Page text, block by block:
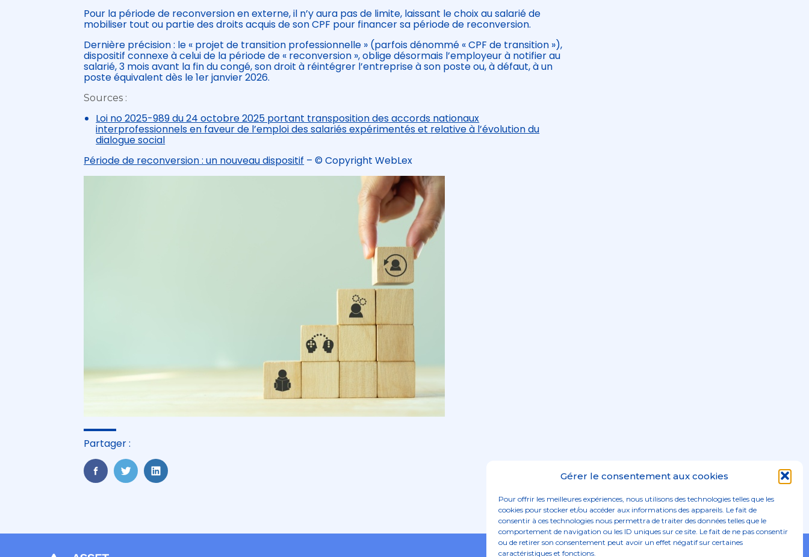
Gérer le consentement aux cookies
Pour offrir les meilleures expériences, nous utilisons des technologies telles que les
cookies pour stocker et/ou accéder aux informations des appareils. Le fait de
consentir à ces technologies nous permettra de traiter des données telles que le
comportement de navigation ou les ID uniques sur ce site. Le fait de ne pas consentir
ou de retirer son consentement peut avoir un effet négatif sur certaines
caractéristiques et fonctions.
Pour la période de reconversion en externe, il n’y aura pas de limite, laissant le choix au salarié de
mobiliser tout ou partie des droits acquis de son CPF pour financer sa période de reconversion.
Dernière précision : le « projet de transition professionnelle » (parfois dénommé « CPF de transition »),
dispositif connexe à celui de la période de « reconversion », oblige désormais l’employeur à notifier au
salarié, 3 mois avant la fin du congé, son droit à réintégrer l’entreprise à son poste ou, à défaut, à un
poste équivalent dès le 1er janvier 2026.
Sources :
Loi no 2025-989 du 24 octobre 2025 portant transposition des accords nationaux
interprofessionnels en faveur de l’emploi des salariés expérimentés et relative à l’évolution du
dialogue social
Période de reconversion : un nouveau dispositif – © Copyright WebLex
Partager :
FaceBook
TwitterLinkedIn